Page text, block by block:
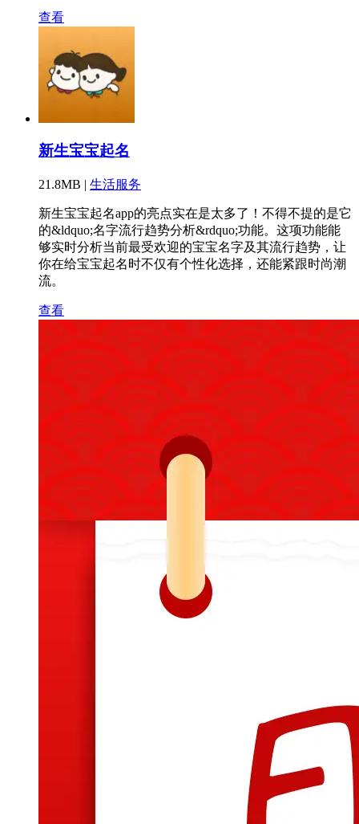
查看
新生宝宝起名
21.8MB | 生活服务
新生宝宝起名app的亮点实在是太多了！不得不提的是它
的&ldquo;名字流行趋势分析&rdquo;功能。这项功能能
够实时分析当前最受欢迎的宝宝名字及其流行趋势，让
你在给宝宝起名时不仅有个性化选择，还能紧跟时尚潮
流。
查看